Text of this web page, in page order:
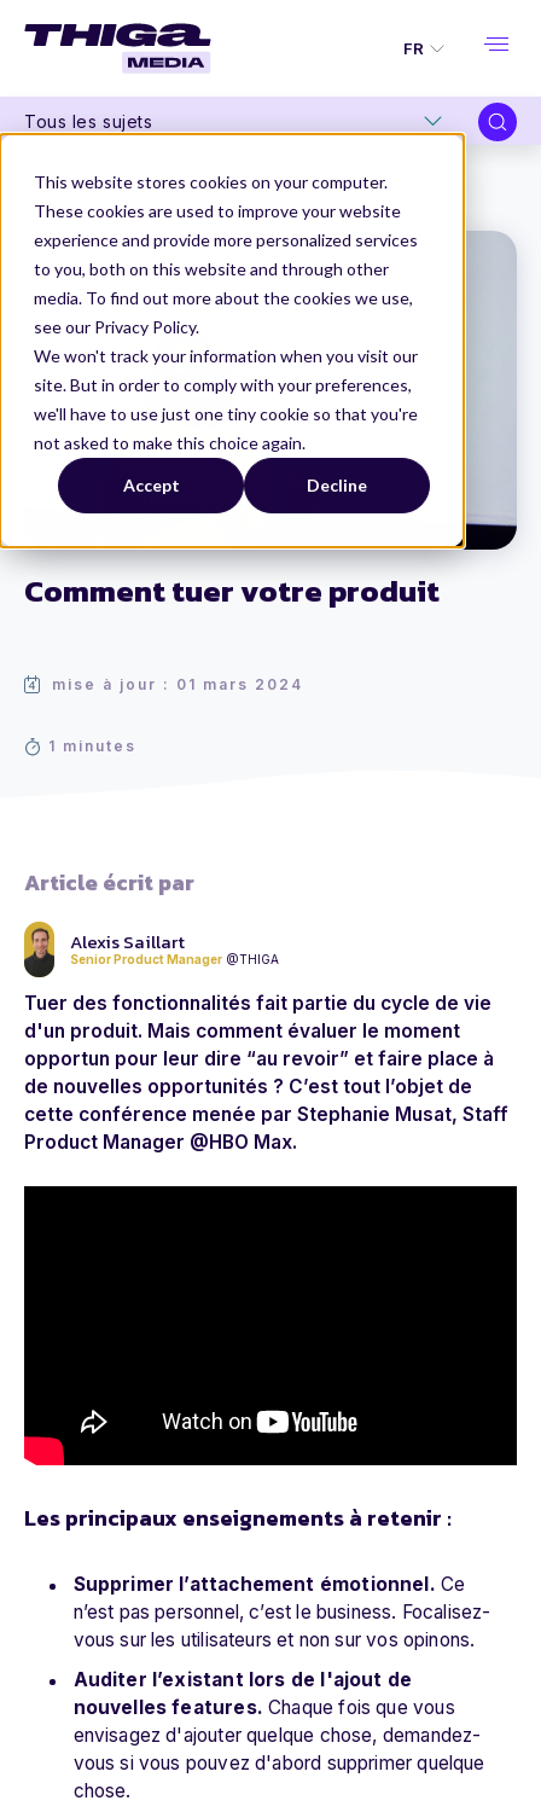
This website stores cookies on your computer.
These cookies are used to improve your website
experience and provide more personalized services
to you, both on this website and through other
media. To find out more about the cookies we use,
see our Privacy Policy.
We won't track your information when you visit our
site. But in order to comply with your preferences,
we'll have to use just one tiny cookie so that you're
not asked to make this choice again.
Accept Decline
FR
Tous les sujets
Comment tuer votre produit
mise à jour : 01 mars 2024
1 minutes
Thiga Media
Product Management
Article écrit par
Alexis Saillart
Senior Product Manager @THIGA
Tuer des fonctionnalités fait partie du cycle de vie
d'un produit. Mais comment évaluer le moment
opportun pour leur dire “au revoir” et faire place à
de nouvelles opportunités ? C’est tout l’objet de
cette conférence menée par Stephanie Musat, Staff
Product Manager @HBO Max.
Les principaux enseignements à retenir :
Supprimer l’attachement émotionnel. Ce
n’est pas personnel, c’est le business. Focalisez-
vous sur les utilisateurs et non sur vos opinons.
Auditer l’existant lors de l'ajout de
nouvelles features. Chaque fois que vous
envisagez d'ajouter quelque chose, demandez-
vous si vous pouvez d'abord supprimer quelque
chose.